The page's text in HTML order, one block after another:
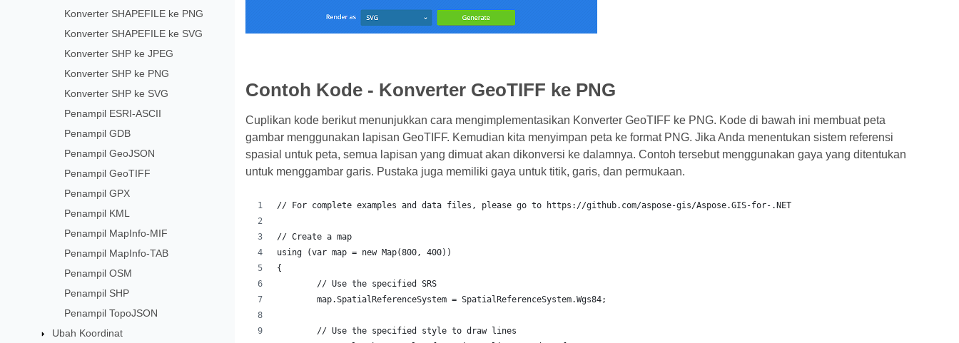
Konverter SHAPEFILE ke PNG
Konverter SHAPEFILE ke SVG
Konverter SHP ke JPEG
Konverter SHP ke PNG
Konverter SHP ke SVG
Penampil ESRI-ASCII
Penampil GDB
Penampil GeoJSON
Penampil GeoTIFF
Penampil GPX
Penampil KML
Penampil MapInfo-MIF
Penampil MapInfo-TAB
Penampil OSM
Penampil SHP
Penampil TopoJSON
Ubah Koordinat
Contoh Kode - Konverter GeoTIFF ke PNG
Cuplikan kode berikut menunjukkan cara mengimplementasikan Konverter GeoTIFF ke PNG. Kode di bawah ini membuat peta
gambar menggunakan lapisan GeoTIFF. Kemudian kita menyimpan peta ke format PNG. Jika Anda menentukan sistem referensi
spasial untuk peta, semua lapisan yang dimuat akan dikonversi ke dalamnya. Contoh tersebut menggunakan gaya yang ditentukan
untuk menggambar garis. Pustaka juga memiliki gaya untuk titik, garis, dan permukaan.
// For complete examples and data files, please go to https://github.com/aspose-gis/Aspose.GIS-for-.NET
// Create a map
using (var map = new Map(800, 400))
{
	// Use the specified SRS
	map.SpatialReferenceSystem = SpatialReferenceSystem.Wgs84;
	// Use the specified style to draw lines